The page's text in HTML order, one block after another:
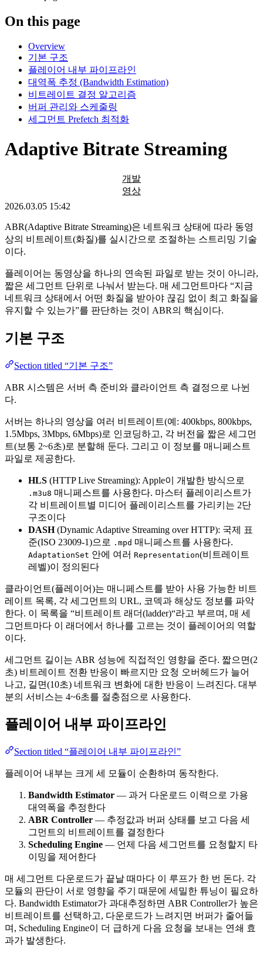
On this page
Overview
기본 구조
플레이어 내부 파이프라인
대역폭 추정 (Bandwidth Estimation)
비트레이트 결정 알고리즘
버퍼 관리와 스케줄링
세그먼트 Prefetch 최적화
Adaptive Bitrate Streaming
개발
영상
2026.03.05 15:42
ABR(Adaptive Bitrate Streaming)은 네트워크 상태에 따라 동영
상의 비트레이트(화질)를 실시간으로 조절하는 스트리밍 기술
이다.
플레이어는 동영상을 하나의 연속된 파일로 받는 것이 아니라,
짧은 세그먼트 단위로 나눠서 받는다. 매 세그먼트마다 “지금
네트워크 상태에서 어떤 화질을 받아야 끊김 없이 최고 화질을
유지할 수 있는가”를 판단하는 것이 ABR의 핵심이다.
기본 구조
Section titled “기본 구조”
ABR 시스템은 서버 측 준비와 클라이언트 측 결정으로 나뉜
다.
서버는 하나의 영상을 여러 비트레이트(예: 400kbps, 800kbps,
1.5Mbps, 3Mbps, 6Mbps)로 인코딩하고, 각 버전을 짧은 세그먼
트(보통 2~6초)로 분할해 둔다. 그리고 이 정보를 매니페스트
파일로 제공한다.
HLS (HTTP Live Streaming): Apple이 개발한 방식으로
.m3u8 매니페스트를 사용한다. 마스터 플레이리스트가
각 비트레이트별 미디어 플레이리스트를 가리키는 2단
구조이다
DASH(Dynamic Adaptive Streaming over HTTP): 국제 표
준(ISO 23009-1)으로 .mpd 매니페스트를 사용한다.
AdaptationSet 안에 여러 Representation(비트레이트
레벨)이 정의된다
클라이언트(플레이어)는 매니페스트를 받아 사용 가능한 비트
레이트 목록, 각 세그먼트의 URL, 코덱과 해상도 정보를 파악
한다. 이 목록을 “비트레이트 래더(ladder)“라고 부르며, 매 세
그먼트마다 이 래더에서 하나를 고르는 것이 플레이어의 역할
이다.
세그먼트 길이는 ABR 성능에 직접적인 영향을 준다. 짧으면(2
초) 비트레이트 전환 반응이 빠르지만 요청 오버헤드가 늘어
나고, 길면(10초) 네트워크 변화에 대한 반응이 느려진다. 대부
분의 서비스는 4~6초를 절충점으로 사용한다.
플레이어 내부 파이프라인
Section titled “플레이어 내부 파이프라인”
플레이어 내부는 크게 세 모듈이 순환하며 동작한다.
Bandwidth Estimator — 과거 다운로드 이력으로 가용
대역폭을 추정한다
ABR Controller — 추정값과 버퍼 상태를 보고 다음 세
그먼트의 비트레이트를 결정한다
Scheduling Engine — 언제 다음 세그먼트를 요청할지 타
이밍을 제어한다
매 세그먼트 다운로드가 끝날 때마다 이 루프가 한 번 돈다. 각
모듈의 판단이 서로 영향을 주기 때문에 세밀한 튜닝이 필요하
다. Bandwidth Estimator가 과대추정하면 ABR Controller가 높은
비트레이트를 선택하고, 다운로드가 느려지면 버퍼가 줄어들
며, Scheduling Engine이 더 급하게 다음 요청을 보내는 연쇄 효
과가 발생한다.